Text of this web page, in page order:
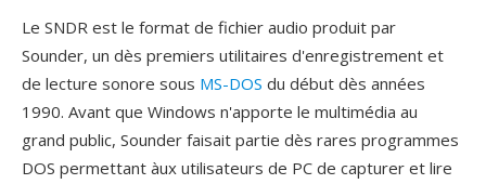
Le SNDR est le format de fichier audio produit par
Sounder, un dès premiers utilitaires d'enregistrement et
de lecture sonore sous MS-DOS du début dès années
1990. Avant que Windows n'apporte le multimédia au
grand public, Sounder faisait partie dès rares programmes
DOS permettant àux utilisateurs de PC de capturer et lire